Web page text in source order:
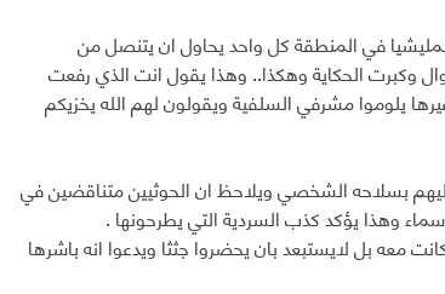
في المنطقة كل واحد يحاول ان يتنصل من
وكبرت الحكاية وهكذا.. وهذا يقول انت الذي رفعت
يلوموا مشرفي السلفية ويقولون لهم الله يخزيكم
بسلاحه الشخصي ويلاحظ ان الحوثيين متناقضين في
وهذا يؤكد كذب السردية التي يطرحونها .
معه بل لايستبعد بان يحضروا جثثا ويدعوا انه باشرها